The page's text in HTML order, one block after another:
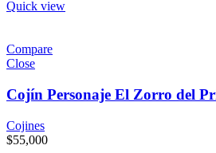
Quick view
Compare
Close
Cojín Personaje El Zorro del
Cojines
$55,000